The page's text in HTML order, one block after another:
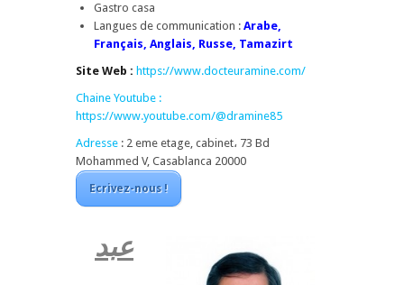
Gastro casa
Langues de communication : Arabe,
Français, Anglais, Russe, Tamazirt
Site Web : https://www.docteuramine.com/
Chaine Youtube :
https://www.youtube.com/@dramine85
Adresse : 2 eme etage, cabinet، 73 Bd
Mohammed V, Casablanca 20000
Ecrivez-nous !
عبد